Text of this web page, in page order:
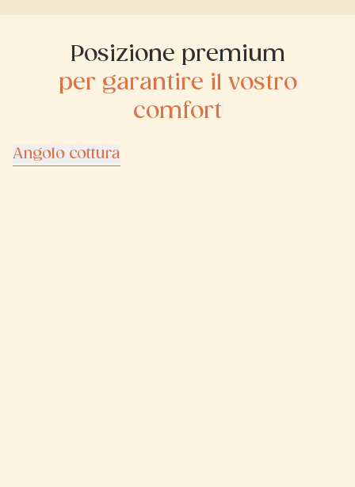
Posizione premium
per garantire il vostro
comfort
Angolo cottura